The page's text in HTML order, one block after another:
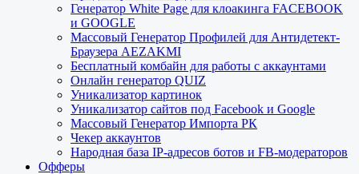
Генератор White Page для клоакинга FACEBOOK
и GOOGLE
Массовый Генератор Профилей для Антидетект-
Браузера AEZAKMI
Бесплатный комбайн для работы с аккаунтами
Онлайн генератор QUIZ
Уникализатор картинок
Уникализатор сайтов под Facebook и Google
Массовый Генератор Импорта РК
Чекер аккаунтов
Народная база IP-адресов ботов и FB-модераторов
Офферы